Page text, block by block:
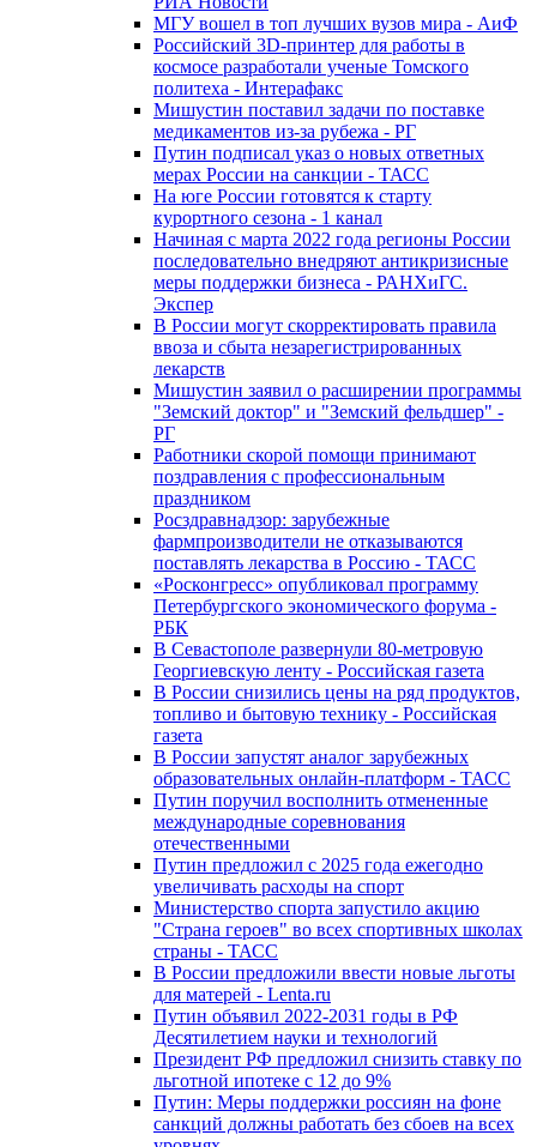
МГУ вошел в топ лучших вузов мира - АиФ
Российский 3D-принтер для работы в
космосе разработали ученые Томского
политеха - Интерафакс
Мишустин поставил задачи по поставке
медикаментов из-за рубежа - РГ
Путин подписал указ о новых ответных
мерах России на санкции - ТАСС
На юге России готовятся к старту
курортного сезона - 1 канал
Начиная с марта 2022 года регионы России
последовательно внедряют антикризисные
меры поддержки бизнеса - РАНХиГС.
Экспер
В России могут скорректировать правила
ввоза и сбыта незарегистрированных
лекарств
Мишустин заявил о расширении программы
"Земский доктор" и "Земский фельдшер" -
РГ
Работники скорой помощи принимают
поздравления с профессиональным
праздником
Росздравнадзор: зарубежные
фармпроизводители не отказываются
поставлять лекарства в Россию - ТАСС
«Росконгресс» опубликовал программу
Петербургского экономического форума -
РБК
В Севастополе развернули 80-метровую
Георгиевскую ленту - Российская газета
В России снизились цены на ряд продуктов,
топливо и бытовую технику - Российская
газета
В России запустят аналог зарубежных
образовательных онлайн-платформ - ТАСС
Путин поручил восполнить отмененные
международные соревнования
отечественными
Путин предложил с 2025 года ежегодно
увеличивать расходы на спорт
Министерство спорта запустило акцию
"Страна героев" во всех спортивных школах
страны - ТАСС
В России предложили ввести новые льготы
для матерей - Lenta.ru
Путин объявил 2022-2031 годы в РФ
Десятилетием науки и технологий
Президент РФ предложил снизить ставку по
льготной ипотеке с 12 до 9%
Путин: Меры поддержки россиян на фоне
санкций должны работать без сбоев на всех